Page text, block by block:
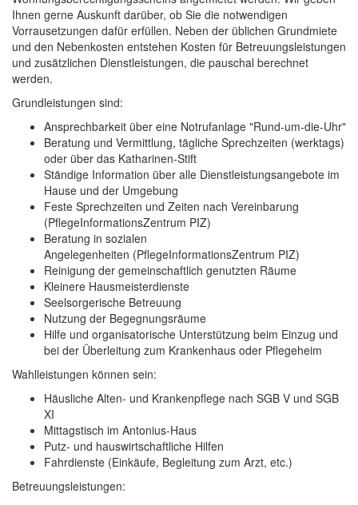
Ihnen gerne Auskunft darüber, ob Sie die notwendigen
Vorrausetzungen dafür erfüllen. Neben der üblichen Grundmiete
und den Nebenkosten entstehen Kosten für Betreuungsleistungen
und zusätzlichen Dienstleistungen, die pauschal berechnet
werden.
Grundleistungen sind:
Ansprechbarkeit über eine Notrufanlage "Rund-um-die-Uhr"
Beratung und Vermittlung, tägliche Sprechzeiten (werktags)
oder über das Katharinen-Stift
Ständige Information über alle Dienstleistungsangebote im
Hause und der Umgebung
Feste Sprechzeiten und Zeiten nach Vereinbarung
(PflegeInformationsZentrum PIZ)
Beratung in sozialen
Angelegenheiten (PflegeInformationsZentrum PIZ)
Reinigung der gemeinschaftlich genutzten Räume
Kleinere Hausmeisterdienste
Seelsorgerische Betreuung
Nutzung der Begegnungsräume
Hilfe und organisatorische Unterstützung beim Einzug und
bei der Überleitung zum Krankenhaus oder Pflegeheim
Wahlleistungen können sein:
Häusliche Alten- und Krankenpflege nach SGB V und SGB
XI
Mittagstisch im Antonius-Haus
Putz- und hauswirtschaftliche Hilfen
Fahrdienste (Einkäufe, Begleitung zum Arzt, etc.)
Betreuungsleistungen: